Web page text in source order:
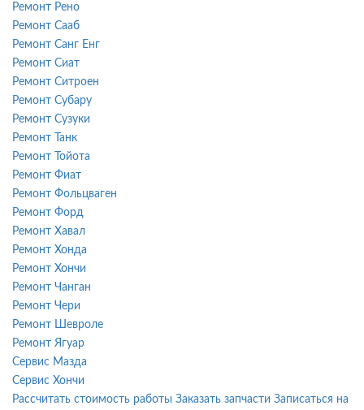
Ремонт Рено
Ремонт Сааб
Ремонт Санг Енг
Ремонт Сиат
Ремонт Ситроен
Ремонт Субару
Ремонт Сузуки
Ремонт Танк
Ремонт Тойота
Ремонт Фиат
Ремонт Фольцваген
Ремонт Форд
Ремонт Хавал
Ремонт Хонда
Ремонт Хончи
Ремонт Чанган
Ремонт Чери
Ремонт Шевроле
Ремонт Ягуар
Сервис Мазда
Сервис Хончи
Рассчитать стоимость работы Заказать запчасти Записаться на